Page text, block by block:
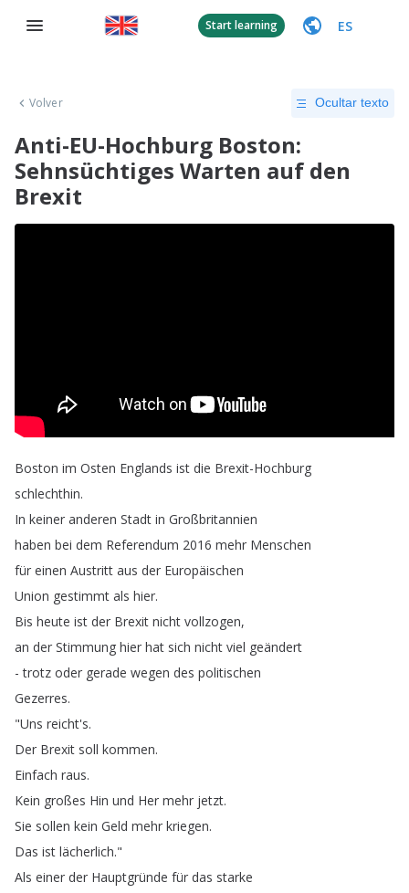
Start learning ES
Volver Ocultar texto
Anti-EU-Hochburg Boston:
Sehnsüchtiges Warten auf den
Brexit
Boston im Osten Englands ist die Brexit-Hochburg
schlechthin.
In keiner anderen Stadt in Großbritannien
haben bei dem Referendum 2016 mehr Menschen
für einen Austritt aus der Europäischen
Union gestimmt als hier.
Bis heute ist der Brexit nicht vollzogen,
an der Stimmung hier hat sich nicht viel geändert
-trotz oder gerade wegen des politischen
Gezerres.
"Uns reicht's.
Der Brexit soll kommen.
Einfach raus.
Kein großes Hin und Her mehr jetzt.
Sie sollen kein Geld mehr kriegen.
Das ist lächerlich."
Als einer der Hauptgründe für das starke